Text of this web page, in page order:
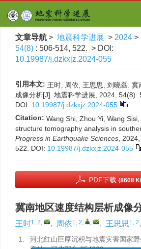
文章导航 > 地震科学进展 > 2024 >
54(8) : 506-514, 522. > DOI:
10.19987/j.dzkxjz.2024-055
引用本文: 王时, 周依, 王思思, 刘晓磊.
成像分析[J]. 地震科学进展, 2024, 54(8):
DOI: 10.19987/j.dzkxjz.2024-055
Citation: Wang Shi, Zhou Yi, Wang
structure tomography analysis in
Progress in Earthquake Sciences ,
522. DOI: 10.19987/j.dzkxjz.2024-055
PDF下载 (8608
冀南地区速度结构层析成像
王时1, 2, , 周依1, 2, , , 王思思1, 2,
1.
河北红山巨厚沉积与地震灾害国家